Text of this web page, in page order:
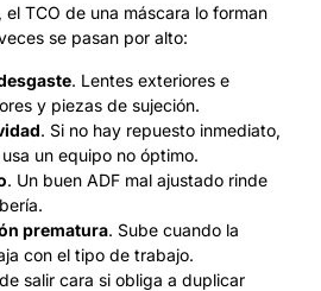
el TCO de una máscara lo forman
se pasan por alto:
. Lentes exteriores e
y piezas de sujeción.
. Si no hay repuesto inmediato,
un equipo no óptimo.
. Un buen ADF mal ajustado rinde
prematura. Sube cuando la
con el tipo de trabajo.
salir cara si obliga a duplicar